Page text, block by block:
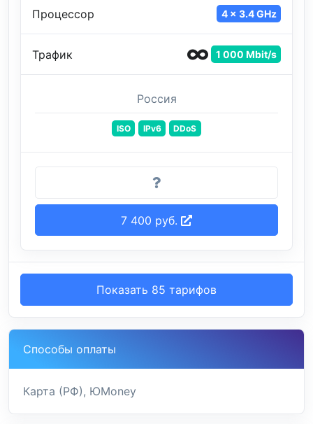
Процессор 4 x 3.4 GHz
Трафик 1 000 Mbit/s
Россия
ISO IPv6 DDoS
7 400 руб.
Показать 85 тарифов
Способы оплаты
Карта (РФ), ЮMoney